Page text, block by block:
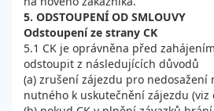
5. ODSTOUPENÍ OD SMLOUVY
Odstoupení ze strany CK
5.1 CK je oprávněna před
odstoupit z následujících důvodů
(a) zrušení zájezdu pro nedosažení
nutného k uskutečnění zájezdu (viz